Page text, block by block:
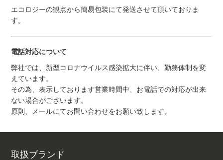
エコロジーの観点から簡易包装にて発送させて頂いておりま
す。
電話対応について
弊社では、新型コロナウイルス感染拡大に伴い、勤務体制を変
えています。
その為、表示しております営業時間中、お電話での対応が出来
ない場合がございます。
原則、メールにてお問い合わせをお願い致します。
取扱ブランド